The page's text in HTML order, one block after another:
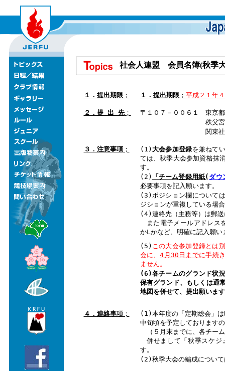
社会人連盟 会員名簿(秋季
１．提出期限； １．提出期限； 平成２１年
２．提 出 先；
〒１０７－００６１ 東京
秩父宮ラグビー
関東社会人ラグ
３．注意事項； (1) 大会参加登録を兼ねて
ては、秋季大会参加資格抹
す。
(2)
「チーム登録用紙( ダウ
必要事項を記入願います。
(3)ポジション欄について
ジションが重複している場
(4)連絡先（主務等）は郵
また電子メールアドレス
かLかなど、明確に記入願い
(5) この大会参加登録とは
会に、4月30日までに手続
ません。
(6)各チームのグランド状
保有グランド、もしくは通
地図を併せて、提出願いま
４．連絡事項；
(1)本年度の「定期総会」
中旬頃を予定しております
（５月末までに、各チー
併せまして「秋季スケジ
す。
(2)秋季大会の編成につい